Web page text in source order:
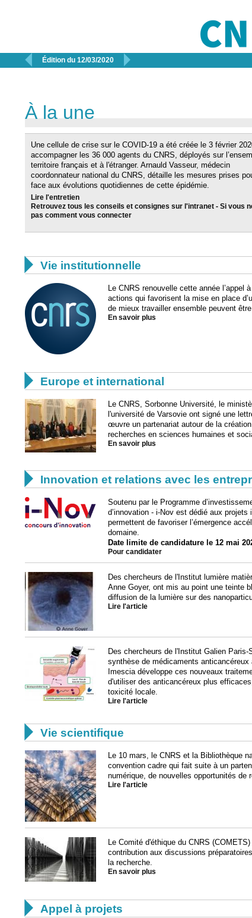
 Édition du 12/03/2020 
À la une
Une cellule de crise sur le COVID-19 a été créée le 3 février
accompagner les 36 000 agents du CNRS, déployés sur
territoire français et à l'étranger. Arnauld Vasseur, médecin
coordonnateur national du CNRS, détaille les mesures prises
face aux évolutions quotidiennes de cette épidémie.
Lire l'entretien
Retrouvez tous les conseils et consignes sur l'intranet - Si vous
pas comment vous connecter
 Vie institutionnelle
Le CNRS renouvelle cette année l’appel
actions qui favorisent la mise en place
de mieux travailler ensemble peuvent
En savoir plus
 Europe et international
Le CNRS, Sorbonne Université, le
l'université de Varsovie ont signé une
œuvre un partenariat autour de la
recherches en sciences humaines et
En savoir plus
 Innovation et relations avec les
Soutenu par le Programme
d’innovation - i-Nov est dédié aux
permettent de favoriser l’émergence
domaine.
Date limite de candidature le 12 mai
Pour candidater
Des chercheurs de l'Institut lumière
Anne Goyer, ont mis au point une teinte
diffusion de la lumière sur des
Lire l'article
Des chercheurs de l'Institut Galien
synthèse de médicaments
Imescia développe ces nouveaux
d'utiliser des anticancéreux plus
toxicité locale.
Lire l'article
 Vie scientifique
Le 10 mars, le CNRS et la Bibliothèque
convention cadre qui fait suite à un
numérique, de nouvelles opportunités de
Lire l'article
Le Comité d'éthique du CNRS
contribution aux discussions
la recherche.
En savoir plus
 Appel à projets